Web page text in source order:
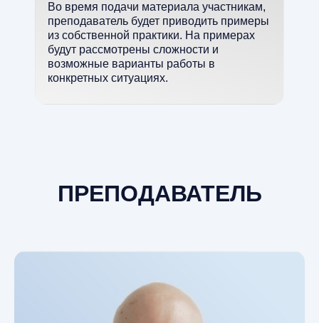
Во время подачи материала участникам,
преподаватель будет приводить примеры
из собственной практики. На примерах
будут рассмотрены сложности и
возможные варианты работы в
конкретных ситуациях.
ПРЕПОДАВАТЕЛЬ